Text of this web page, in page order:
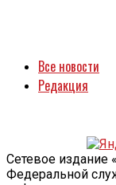
Все новости
Редакция
Сетевое издание
Федеральной